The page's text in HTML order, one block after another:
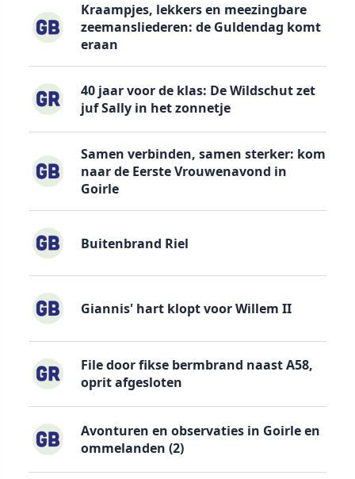
Kraampjes, lekkers en meezingbare
zeemansliederen: de Guldendag komt
eraan
40 jaar voor de klas: De Wildschut zet
juf Sally in het zonnetje
Samen verbinden, samen sterker: kom
naar de Eerste Vrouwenavond in
Goirle
Buitenbrand Riel
Giannis' hart klopt voor Willem II
File door fikse bermbrand naast A58,
oprit afgesloten
Avonturen en observaties in Goirle en
ommelanden (2)